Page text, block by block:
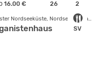
16.00 € 26 2
SV